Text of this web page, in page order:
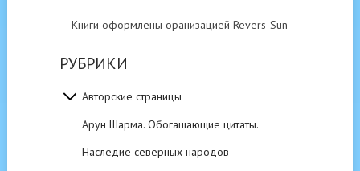
Книги оформлены оранизацией Revers-Sun
РУБРИКИ
Авторские страницы
Арун Шарма. Обогащающие цитаты.
Наследие северных народов